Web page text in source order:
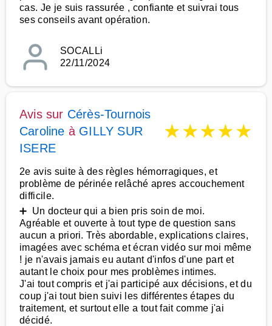
cas. Je je suis rassurée , confiante et suivrai tous
ses conseils avant opération.
SOCALLi
22/11/2024
Avis sur Cérès-Tournois
Caroline à GILLY SUR
ISERE
★★★★★
2e avis suite à des règles hémorragiques, et
problème de périnée relâché apres accouchement
difficile.
➕ Un docteur qui a bien pris soin de moi.
Agréable et ouverte à tout type de question sans
aucun a priori. Très abordable, explications claires,
imagées avec schéma et écran vidéo sur moi même
! je n'avais jamais eu autant d'infos d'une part et
autant le choix pour mes problèmes intimes.
J'ai tout compris et j'ai participé aux décisions, et du
coup j'ai tout bien suivi les différentes étapes du
traitement, et surtout elle a tout fait comme j'ai
décidé.